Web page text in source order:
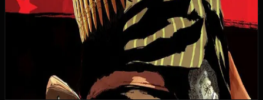
3 1
Купить на Plati.Market
Купить на Plati.Market
Купить на Plati.Market